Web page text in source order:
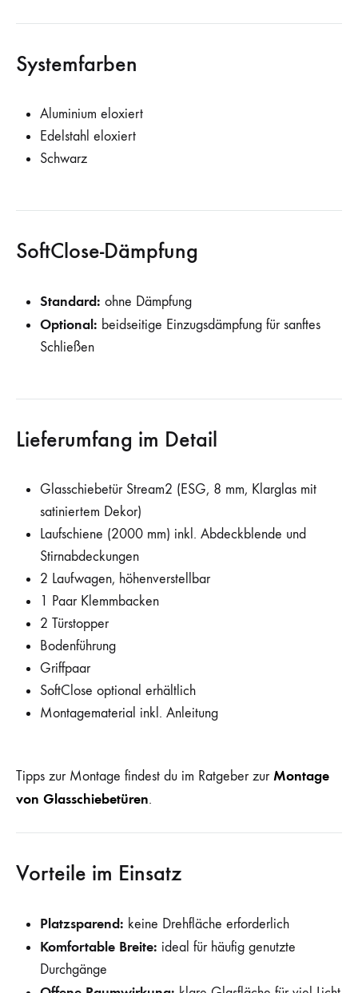
Systemfarben
Aluminium eloxiert
Edelstahl eloxiert
Schwarz
SoftClose-Dämpfung
Standard: ohne Dämpfung
Optional: beidseitige Einzugsdämpfung für sanftes
Schließen
Lieferumfang im Detail
Glasschiebetür Stream2 (ESG, 8 mm, Klarglas mit
satiniertem Dekor)
Laufschiene (2000 mm) inkl. Abdeckblende und
Stirnabdeckungen
2 Laufwagen, höhenverstellbar
1 Paar Klemmbacken
2 Türstopper
Bodenführung
Griffpaar
SoftClose optional erhältlich
Montagematerial inkl. Anleitung
Tipps zur Montage findest du im Ratgeber zurMontage
von Glasschiebetüren.
Vorteile im Einsatz
Platzsparend: keine Drehfläche erforderlich
Komfortable Breite: ideal für häufig genutzte
Durchgänge